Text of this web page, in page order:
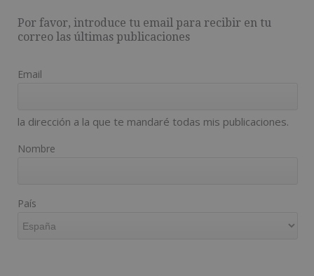
Por favor, introduce tu email para recibir en tu
correo las últimas publicaciones
Email
la dirección a la que te mandaré todas mis publicaciones.
Nombre
País